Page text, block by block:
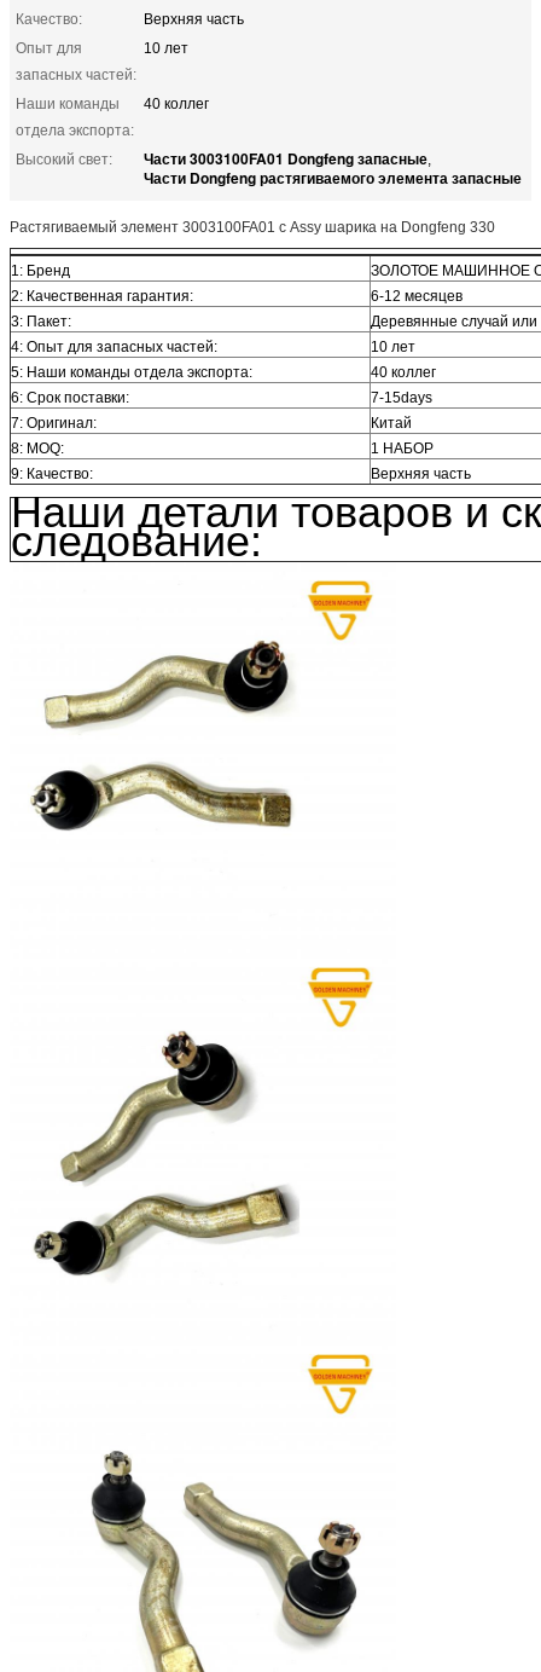
Качество:
Верхняя часть
Опыт для
запасных частей:
10 лет
Наши команды
отдела экспорта:
40 коллег
Высокий свет: Части 3003100FA01 Dongfeng запасные,
Части Dongfeng растягиваемого элемента запасные
Растягиваемый элемент 3003100FA01 с Assy шарика на Dongfeng 330
1: Бренд
ЗОЛОТОЕ МАШИННОЕ
2: Качественная гарантия:
6-12 месяцев
3: Пакет:
Деревянные случай или
4: Опыт для запасных частей:
10 лет
5: Наши команды отдела экспорта:
40 коллег
6: Срок поставки:
7-15days
7: Оригинал:
Китай
8: MOQ:
1 НАБОР
9: Качество:
Верхняя часть
Наши детали товаров и
следование: